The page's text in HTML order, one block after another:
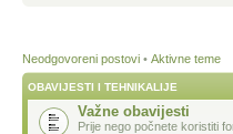
Neodgovoreni postovi • Aktivne teme
OBAVIJESTI I TEHNIKALIJE
Važne obavijesti
Prije nego počnete koristiti